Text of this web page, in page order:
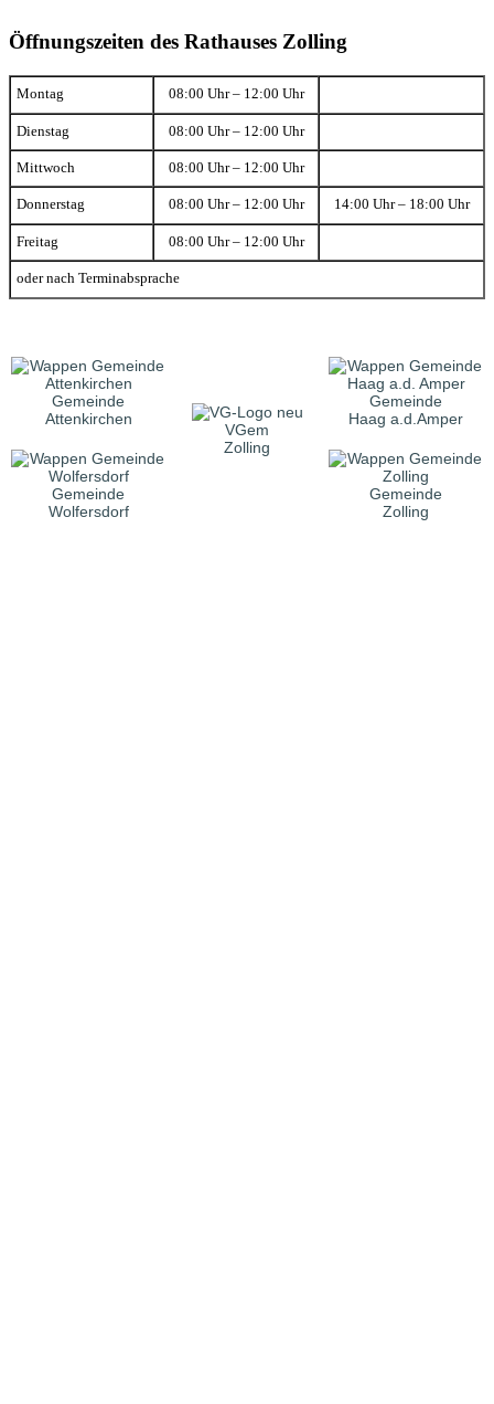
Öffnungszeiten des Rathauses Zolling
Montag 08:00 Uhr – 12:00 Uhr
Dienstag 08:00 Uhr – 12:00 Uhr
Mittwoch 08:00 Uhr – 12:00 Uhr
Donnerstag 08:00 Uhr – 12:00 Uhr 14:00 Uhr – 18:00 Uhr
Freitag 08:00 Uhr – 12:00 Uhr
oder nach Terminabsprache
Gemeinde
Attenkirchen
VGem
Zolling
Gemeinde
Haag a.d.Amper
Gemeinde
Wolfersdorf
Gemeinde
Zolling